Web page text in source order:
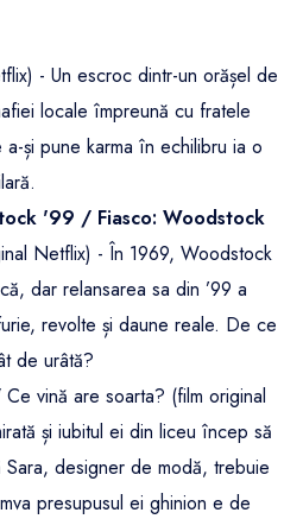
- Un escroc dintr-un orășel de
locale împreună cu fratele
și pune karma în echilibru ia o
'99 / Fiasco: Woodstock
Netflix) - În 1969, Woodstock
dar relansarea sa din ’99 a
revolte și daune reale. De ce
de urâtă?
vină are soarta? (film original
și iubitul ei din liceu încep să
Sara, designer de modă, trebuie
presupusul ei ghinion e de